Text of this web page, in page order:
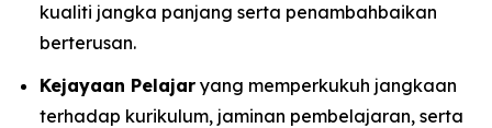
kualiti jangka panjang serta penambahbaikan
berterusan.
Kejayaan Pelajar yang memperkukuh jangkaan
terhadap kurikulum, jaminan pembelajaran, serta